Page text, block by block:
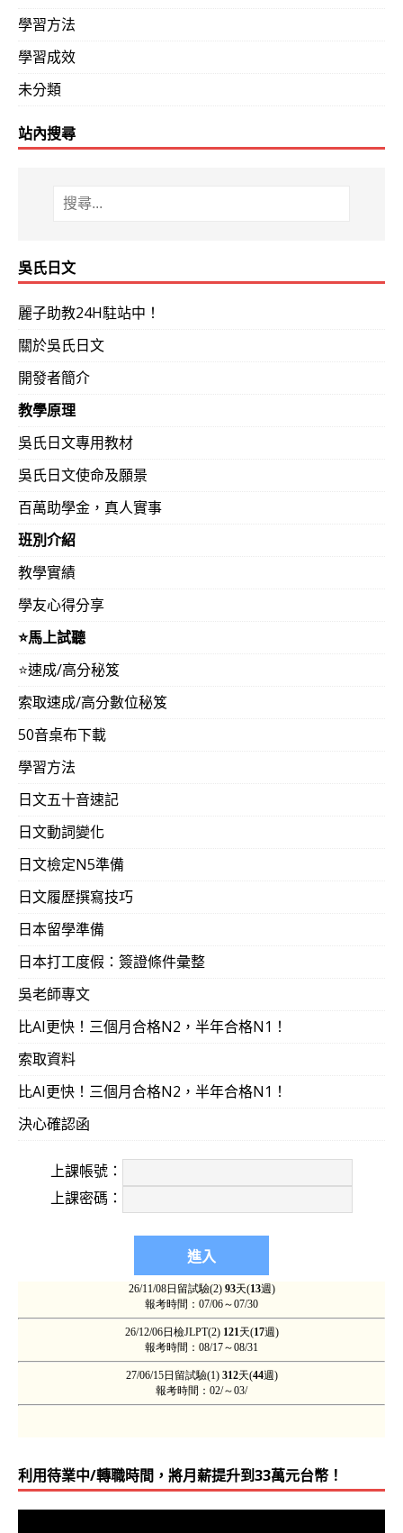
學習方法
學習成效
未分類
站內搜尋
吳氏日文
麗子助教24H駐站中！
關於吳氏日文
開發者簡介
教學原理
吳氏日文專用教材
吳氏日文使命及願景
百萬助學金，真人實事
班別介紹
教學實績
學友心得分享
⭐️馬上試聽
⭐️速成/高分秘笈
索取速成/高分數位秘笈
50音桌布下載
學習方法
日文五十音速記
日文動詞變化
日文檢定N5準備
日文履歷撰寫技巧
日本留學準備
日本打工度假：簽證條件彙整
吳老師專文
比AI更快！三個月合格N2，半年合格N1！
索取資料
比AI更快！三個月合格N2，半年合格N1！
決心確認函
上課帳號：
上課密碼：
利用待業中/轉職時間，將月薪提升到33萬元台幣！